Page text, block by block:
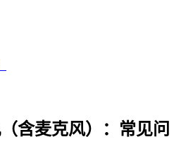
含麦克风）：常见问